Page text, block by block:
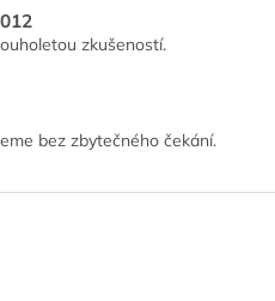
zkušeností.
bez zbytečného čekání.